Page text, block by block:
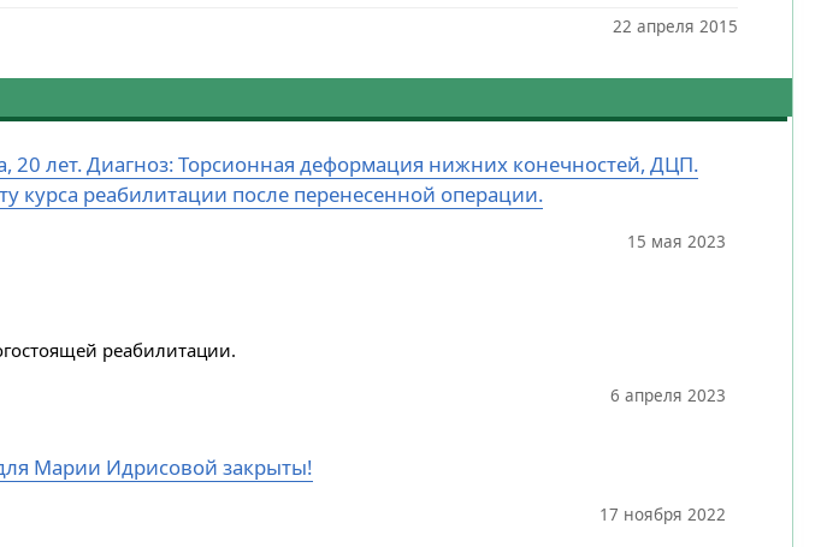
22 апреля 2015
20 лет. Диагноз: Торсионная деформация нижних конечностей, ДЦП.
курса реабилитации после перенесенной операции.
15 мая 2023
реабилитации.
6 апреля 2023
Марии Идрисовой закрыты!
17 ноября 2022